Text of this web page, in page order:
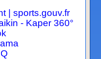
| sports.gouv.fr
- Kaper 360°